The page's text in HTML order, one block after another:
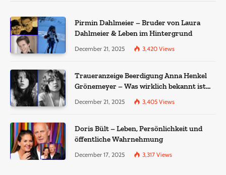
Pirmin Dahlmeier – Bruder von Laura
Dahlmeier & Leben im Hintergrund
December 21, 2025 3,420 Views
Traueranzeige Beerdigung Anna Henkel
Grönemeyer – Was wirklich bekannt ist
und was nicht bestätigt wurde
December 21, 2025 3,405 Views
Doris Bült – Leben, Persönlichkeit und
öffentliche Wahrnehmung
December 17, 2025 3,317 Views